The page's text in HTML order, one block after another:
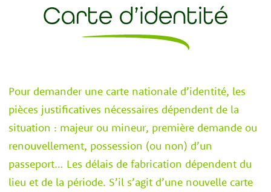
Carte d’identité
Pour demander une carte nationale d’identité, les
pièces justificatives nécessaires dépendent de la
situation : majeur ou mineur, première demande ou
renouvellement, possession (ou non) d’un
passeport… Les délais de fabrication dépendent du
lieu et de la période. S’il s’agit d’une nouvelle carte